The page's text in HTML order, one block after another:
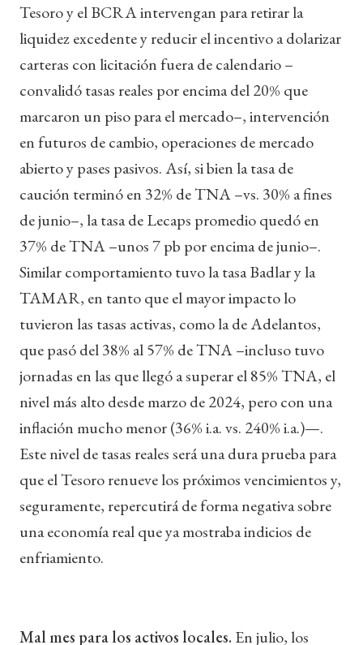
Tesoro y el BCRA intervengan para retirar la
liquidez excedente y reducir el incentivo a dolarizar
carteras con licitación fuera de calendario –
convalidó tasas reales por encima del 20% que
marcaron un piso para el mercado–, intervención
en futuros de cambio, operaciones de mercado
abierto y pases pasivos. Así, si bien la tasa de
caución terminó en 32% de TNA –vs. 30% a fines
de junio–, la tasa de Lecaps promedio quedó en
37% de TNA –unos 7 pb por encima de junio–.
Similar comportamiento tuvo la tasa Badlar y la
TAMAR, en tanto que el mayor impacto lo
tuvieron las tasas activas, como la de Adelantos,
que pasó del 38% al 57% de TNA –incluso tuvo
jornadas en las que llegó a superar el 85% TNA, el
nivel más alto desde marzo de 2024, pero con una
inflación mucho menor (36% i.a. vs. 240% i.a.)—.
Este nivel de tasas reales será una dura prueba para
que el Tesoro renueve los próximos vencimientos y,
seguramente, repercutirá de forma negativa sobre
una economía real que ya mostraba indicios de
enfriamiento.
Mal mes para los activos locales. En julio, los